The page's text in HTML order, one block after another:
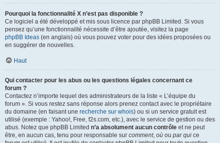
Pourquoi la fonctionnalité X n’est pas disponible ?
Ce logiciel a été développé et mis sous licence par phpBB Limited. Si vous
pensez qu’une fonctionnalité nécessite d’être ajoutée, visitez la page
phpBB Ideas (en anglais) où vous pouvez voter pour des idées proposées ou
en suggérer de nouvelles.
Haut
Qui contacter pour les abus ou les questions légales concernant ce
forum ?
Contactez n’importe lequel des administrateurs de la liste « L’équipe du
forum ». Si vous restez sans réponse alors prenez contact avec le propriétaire
du domaine (en faisant une recherche sur whois) ou si un service gratuit est
utilisé (exemple : Yahoo!, Free, f2s.com, etc.), avec le service de gestion ou des
abus. Notez que phpBB Limited n’a absolument aucun contrôle et ne peut
être, en aucun cas, tenu pour responsable sur comment, où ou par qui ce